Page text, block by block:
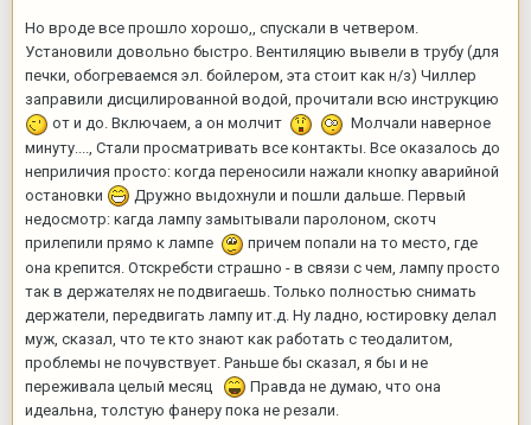
Но вроде все прошло хорошо,, спускали в четвером.
Установили довольно быстро. Вентиляцию вывели в трубу (для
печки, обогреваемся эл. бойлером, эта стоит как н/з) Чиллер
заправили дисцилированной водой, прочитали всю инструкцию
от и до. Включаем, а он молчит
Молчали наверное
минуту...., Стали просматривать все контакты. Все оказалось до
неприличия просто: когда переносили нажали кнопку аварийной
остановки
Дружно выдохнули и пошли дальше. Первый
недосмотр: кагда лампу замытывали паролоном, скотч
прилепили прямо к лампе
причем попали на то место, где
она крепится. Отскребсти страшно - в связи с чем, лампу просто
так в держателях не подвигаешь. Только полностью снимать
держатели, передвигать лампу ит.д. Ну ладно, юстировку делал
муж, сказал, что те кто знают как работать с теодалитом,
проблемы не почувствует. Раньше бы сказал, я бы и не
переживала целый месяц
Правда не думаю, что она
идеальна, толстую фанеру пока не резали.